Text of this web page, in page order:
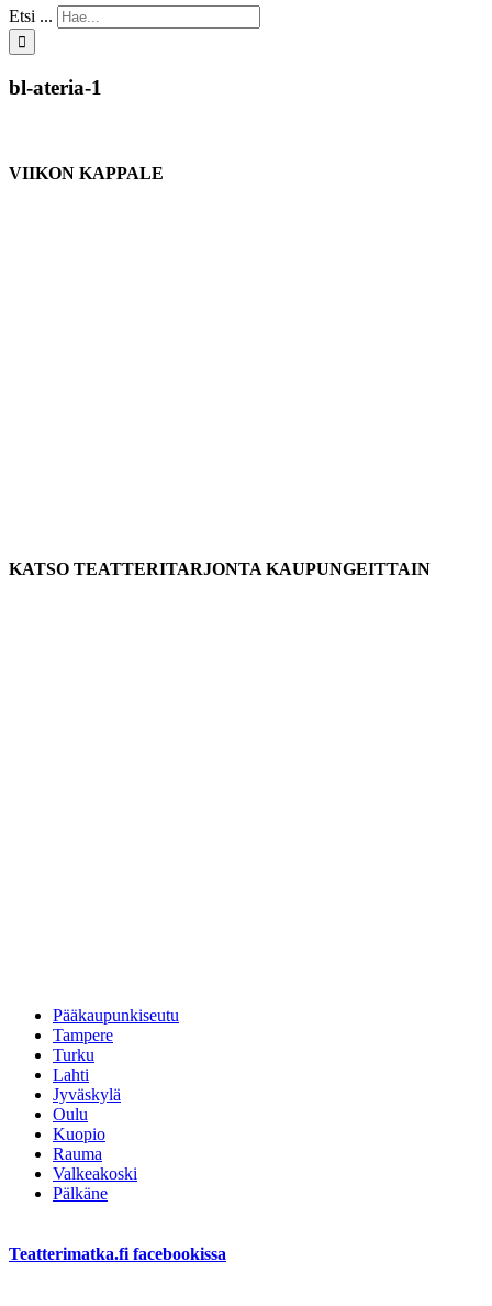
Etsi ...
bl-ateria-1
VIIKON KAPPALE
KATSO TEATTERITARJONTA KAUPUNGEITTAIN
Pääkaupunkiseutu
Tampere
Turku
Lahti
Jyväskylä
Oulu
Kuopio
Rauma
Valkeakoski
Pälkäne
Teatterimatka.fi facebookissa